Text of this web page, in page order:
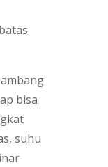
bisa
suhu